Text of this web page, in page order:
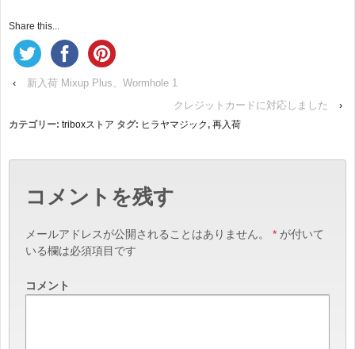
Share this...
‹
新入荷 Mixup Plus、Wormhole 1
クレジットカードに対応しました
›
カテゴリー: triboxストア タグ: ヒラヤマジック, 再入荷
コメントを残す
メールアドレスが公開されることはありません。 * が付いて
いる欄は必須項目です
コメント